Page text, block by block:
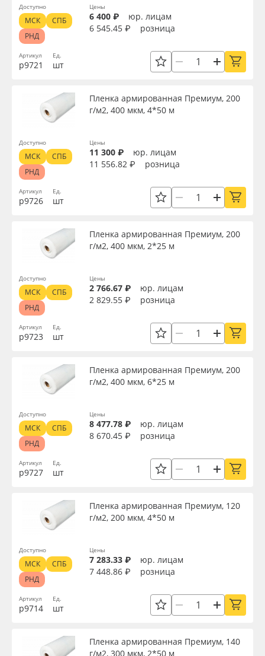
Артикул
р9721
Ед.
шт
Цены
6 400 ₽
юр. лицам
6 545.45 ₽
розница
Доступно
МСК
СПБ
РНД
Артикул
р9726
Пленка армированная Премиум, 200
г/м2, 400 мкм, 4*50 м
Ед.
шт
Цены
11 300 ₽
юр. лицам
11 556.82 ₽
розница
Доступно
МСК
СПБ
РНД
Артикул
р9723
Пленка армированная Премиум, 200
г/м2, 400 мкм, 2*25 м
Ед.
шт
Цены
2 766.67 ₽
юр. лицам
2 829.55 ₽
розница
Доступно
МСК
СПБ
РНД
Артикул
р9727
Пленка армированная Премиум, 200
г/м2, 400 мкм, 6*25 м
Ед.
шт
Цены
8 477.78 ₽
юр. лицам
8 670.45 ₽
розница
Доступно
МСК
СПБ
РНД
Артикул
р9714
Пленка армированная Премиум, 120
г/м2, 200 мкм, 4*50 м
Ед.
шт
Цены
7 283.33 ₽
юр. лицам
7 448.86 ₽
розница
Доступно
МСК
СПБ
РНД
Пленка армированная Премиум, 140
г/м2, 300 мкм, 2*50 м